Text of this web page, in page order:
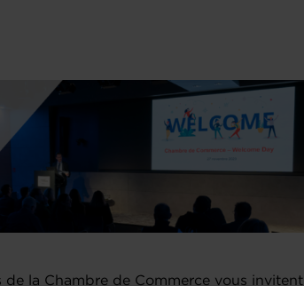
la Chambre de Commerce vous invitent